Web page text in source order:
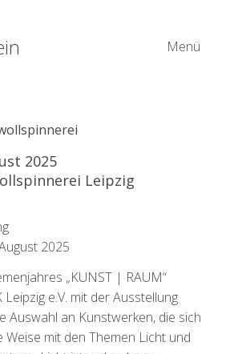
Menü
2025
Leipzig
2025
„KUNST | RAUM“
e.V. mit der Ausstellung
Auswahl an Kunstwerken, die sich
mit den Themen Licht und